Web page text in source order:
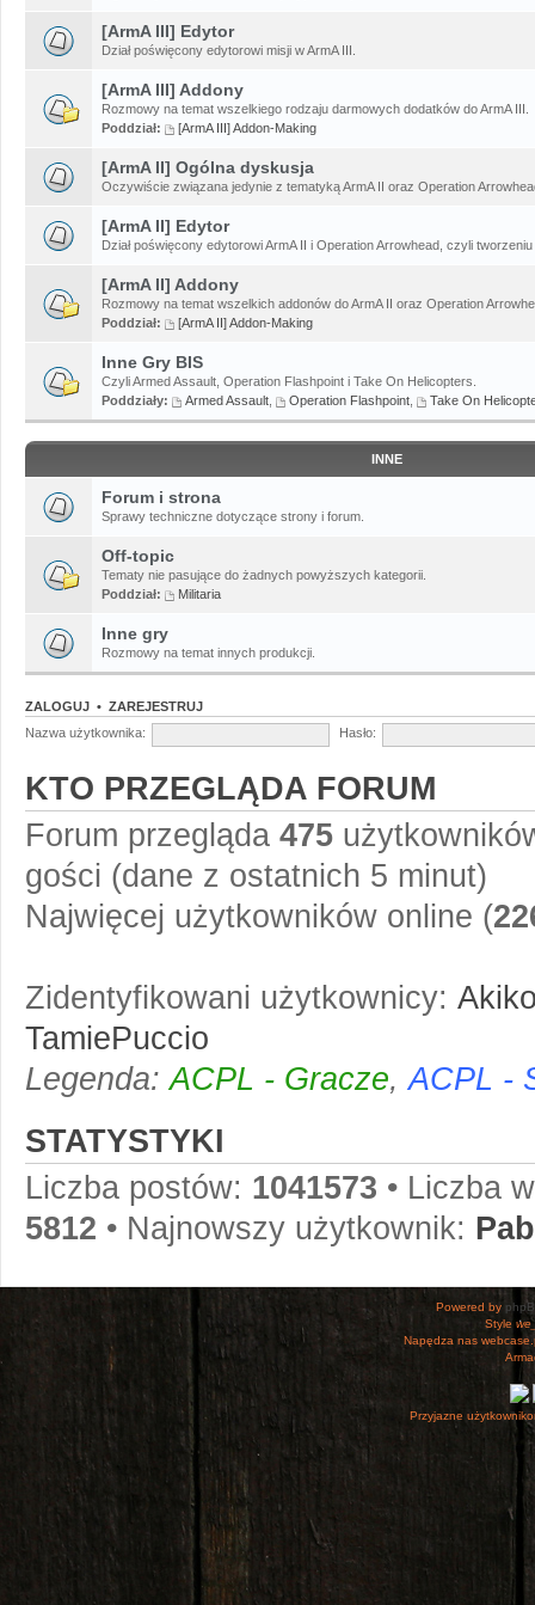
[ArmA III] Edytor
Dział poświęcony edytorowi misji w ArmA III.
[ArmA III] Addony
Rozmowy na temat wszelkiego rodzaju darmowych dodatków do ArmA III.
Poddział:
[ArmA III] Addon-Making
[ArmA II] Ogólna dyskusja
Oczywiście związana jedynie z tematyką ArmA II oraz Operation
[ArmA II] Edytor
Dział poświęcony edytorowi ArmA II i Operation Arrowhead, czyli tworzeniu
[ArmA II] Addony
Rozmowy na temat wszelkich addonów do ArmA II oraz Operation
Poddział:
[ArmA II] Addon-Making
Inne Gry BIS
Czyli Armed Assault, Operation Flashpoint i Take On Helicopters.
Poddziały:
Armed Assault Operation Flashpoint Take On
INNE
Forum i strona
Sprawy techniczne dotyczące strony i forum.
Off-topic
Tematy nie pasujące do żadnych powyższych kategorii.
Poddział:
Militaria
Inne gry
Rozmowy na temat innych produkcji.
ZALOGUJ • ZAREJESTRUJ
Nazwa użytkownika:
Hasło:
KTO PRZEGLĄDA FORUM
Forum przegląda 475
gości (dane z ostatnich 5 minut)
Najwięcej użytkowników online (
Zidentyfikowani użytkownicy:
TamiePuccio
Legenda:ACPL - Gracze,ACPL -
STATYSTYKI
Liczba postów: 1041573 • Liczba
5812 • Najnowszy użytkownik:
Powered by
Style
Napędza nas
Przyjazne